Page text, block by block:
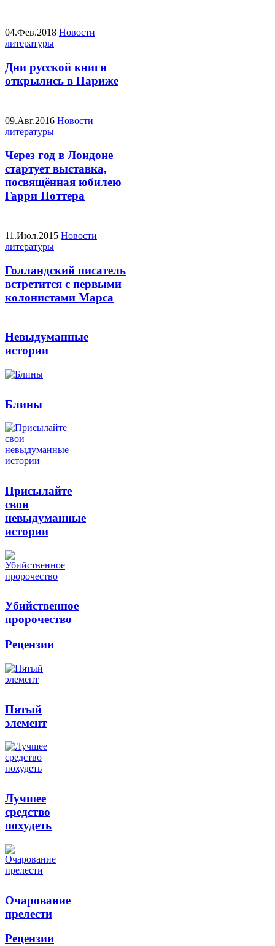
04.Фев.2018 Новости
литературы
Дни русской книги
открылись в Париже
09.Авг.2016 Новости
литературы
Через год в Лондоне
стартует выставка,
посвящённая юбилею
Гарри Поттера
11.Июл.2015 Новости
литературы
Голландский писатель
встретится с первыми
колонистами Марса
Невыдуманные
истории
Блины
Присылайте
свои
невыдуманные
истории
Убийственное
пророчество
Рецензии
Пятый
элемент
Лучшее
средство
похудеть
Очарование
прелести
Рецензии